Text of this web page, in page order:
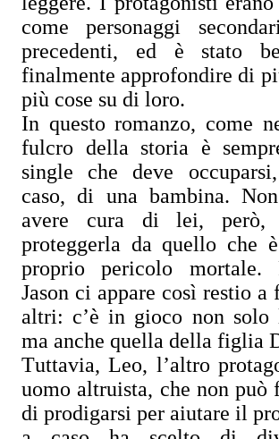
come personaggi
precedenti, ed è stato
finalmente approfondire di
più cose su di loro.
In questo romanzo, come
fulcro della storia è
single che deve
caso, di una bambina.
avere cura di lei, però,
proteggerla da quello che
proprio pericolo mortale.
Jason ci appare così restio a
altri: c’è in gioco non solo
ma anche quella della figlia
Tuttavia, Leo, l’altro
uomo altruista, che non può
di prodigarsi per aiutare il